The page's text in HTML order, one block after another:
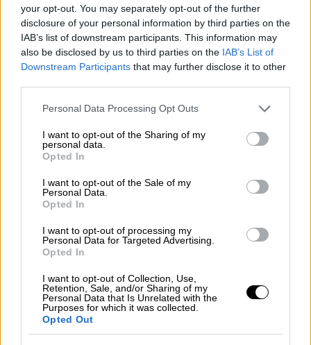
your opt-out. You may separately opt-out of the further
disclosure of your personal information by third parties on the
IAB’s list of downstream participants. This information may
also be disclosed by us to third parties on the IAB’s List of
Downstream Participants that may further disclose it to other
Please note that this website/app uses one or more Google
not limited to your visit or usage behaviour. You may click to
grant or deny consent to Google and its third-party tags to
use your data for below specified purposes in below Google
consent section.
Personal Data Processing Opt Outs
I want to opt-out of the Sharing of my
personal data.
Opted In
I want to opt-out of the Sale of my
Personal Data.
Opted In
I want to opt-out of processing my
Personal Data for Targeted Advertising.
Opted In
I want to opt-out of Collection, Use,
Retention, Sale, and/or Sharing of my
Personal Data that Is Unrelated with the
Purposes for which it was collected.
Opted Out
Κόσμος|08.07.2026 15:37
Ο Χέγκσεθ ακύρωσε τη συνάντηση με
τον Νετανιάχου για τα F-35 στην
Τουρκία - «Ουδέν σχόλιο» από ΗΠΑ
Υπάρχουν αυτή την ώρα αναφορές για
αρκετούς τραυματίες, όμως ο αριθμός και η
κατάσταση της υγείας τους παραμένουν
άγνωστα. Ο φερόμενος ως δράστης
αστυνομίας.
τραυματίστηκαν σοβαρά κατά τους
πυροβολισμούς στο Welfen-Gymnasium, ενώ
η περιοχή έχει αποκλειστεί και αρκετά
ελικόπτερα πετούν για να περιπολούν το